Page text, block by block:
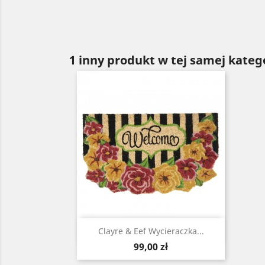
1 inny produkt w tej samej
Clayre & Eef Wycieraczka...
Cena
99,00 zł
Szybki podgląd